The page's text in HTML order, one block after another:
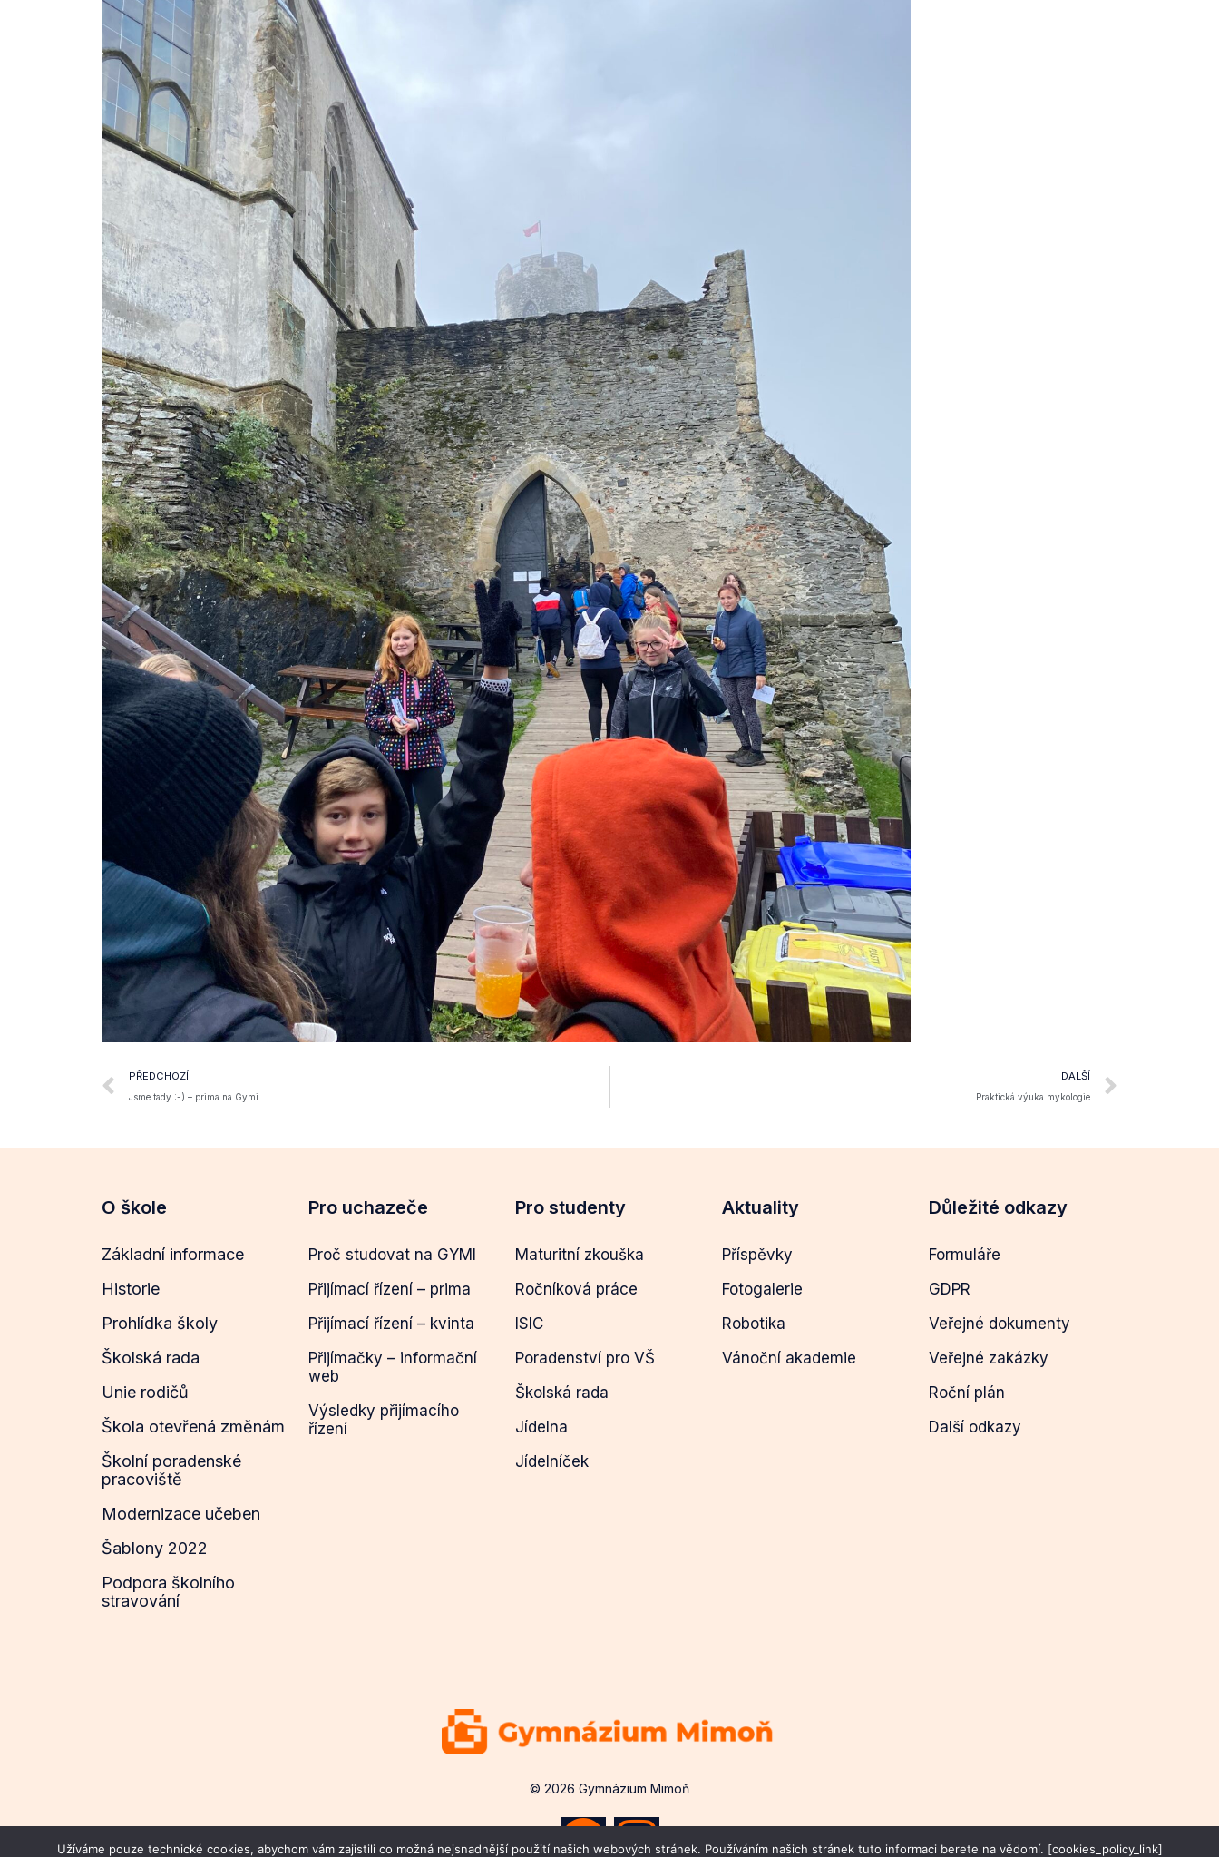
PŘEDCHOZÍ
Jsme tady :-) – prima na Gymi
DALŠÍ
Praktická výuka mykologie
O škole
Základní informace
Historie
Prohlídka školy
Školská rada
Unie rodičů
Škola otevřená změnám
Školní poradenské
pracoviště
Modernizace učeben
Šablony 2022
Podpora školního
stravování
Pro uchazeče
Proč studovat na GYMI
Přijímací řízení – prima
Přijímací řízení – kvinta
Přijímačky – informační
web
Výsledky přijímacího
řízení
Pro studenty
Maturitní zkouška
Ročníková práce
ISIC
Poradenství pro VŠ
Školská rada
Jídelna
Jídelníček
Aktuality
Příspěvky
Fotogalerie
Robotika
Vánoční akademie
Důležité odkazy
Formuláře
GDPR
Veřejné dokumenty
Veřejné zakázky
Roční plán
Další odkazy
© 2026 Gymnázium Mimoň
Užíváme pouze technické cookies, abychom vám zajistili co možná nejsnadnější použití našich webových stránek. Používáním našich stránek tuto informaci berete na vědomí. [cookies_policy_link]